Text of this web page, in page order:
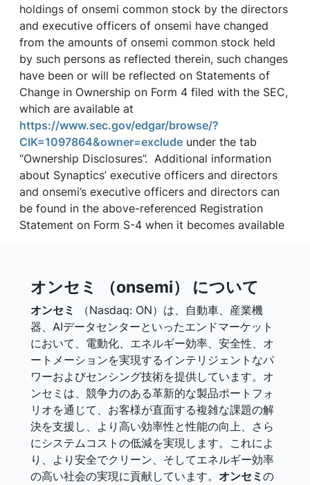
holdings of onsemi common stock by the directors
and executive officers of onsemi have changed
from the amounts of onsemi common stock held
by such persons as reflected therein, such changes
have been or will be reflected on Statements of
Change in Ownership on Form 4 filed with the SEC,
which are available at
https://www.sec.gov/edgar/browse/?
CIK=1097864&owner=exclude under the tab
“Ownership Disclosures”. Additional information
about Synaptics’ executive officers and directors
and onsemi’s executive officers and directors can
be found in the above-referenced Registration
Statement on Form S-4 when it becomes available
オンセミ （onsemi） について
オンセミ
（Nasdaq: ON）は、自動車、産業機
器、AIデータセンターといったエンドマーケット
において、電動化、エネルギー効率、安全性、オ
ートメーションを実現するインテリジェントなパ
ワーおよびセンシング技術を提供しています。オ
ンセミは、競争力のある革新的な製品ポートフォ
リオを通じて、お客様が直面する複雑な課題の解
決を支援し、より高い効率性と性能の向上、さら
にシステムコストの低減を実現します。これによ
り、より安全でクリーン、そしてエネルギー効率
の高い社会の実現に貢献しています。 オンセミ の